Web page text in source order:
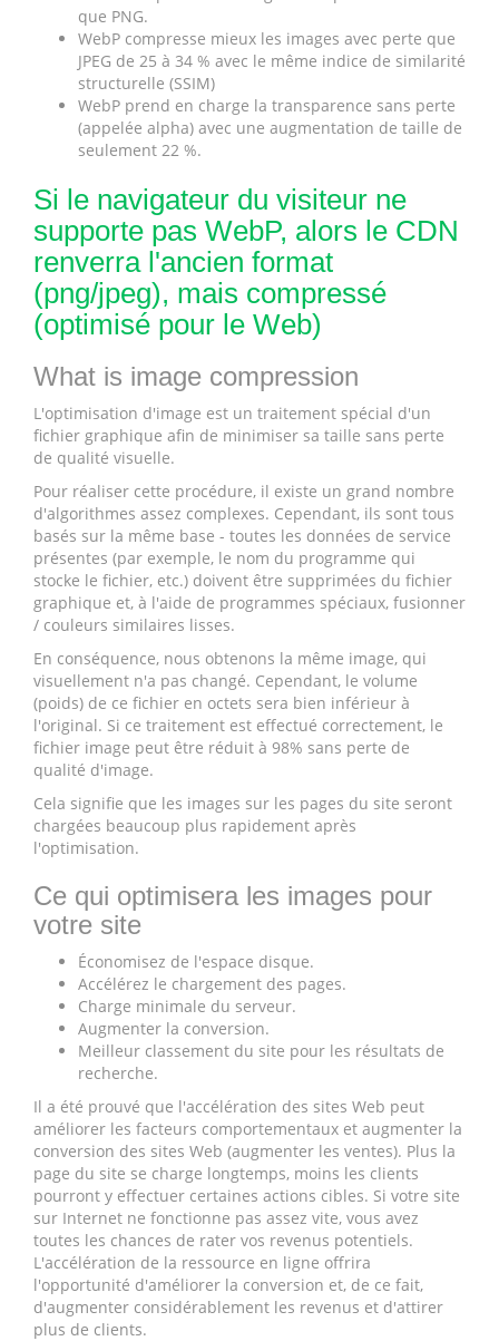
que PNG.
WebP compresse mieux les images avec perte que
JPEG de 25 à 34 % avec le même indice de similarité
structurelle (SSIM)
WebP prend en charge la transparence sans perte
(appelée alpha) avec une augmentation de taille de
seulement 22 %.
Si le navigateur du visiteur ne
supporte pas WebP, alors le CDN
renverra l'ancien format
(png/jpeg), mais compressé
(optimisé pour le Web)
What is image compression
L'optimisation d'image est un traitement spécial d'un
fichier graphique afin de minimiser sa taille sans perte
de qualité visuelle.
Pour réaliser cette procédure, il existe un grand nombre
d'algorithmes assez complexes. Cependant, ils sont tous
basés sur la même base - toutes les données de service
présentes (par exemple, le nom du programme qui
stocke le fichier, etc.) doivent être supprimées du fichier
graphique et, à l'aide de programmes spéciaux, fusionner
/ couleurs similaires lisses.
En conséquence, nous obtenons la même image, qui
visuellement n'a pas changé. Cependant, le volume
(poids) de ce fichier en octets sera bien inférieur à
l'original. Si ce traitement est effectué correctement, le
fichier image peut être réduit à 98% sans perte de
qualité d'image.
Cela signifie que les images sur les pages du site seront
chargées beaucoup plus rapidement après
l'optimisation.
Ce qui optimisera les images pour
votre site
Économisez de l'espace disque.
Accélérez le chargement des pages.
Charge minimale du serveur.
Augmenter la conversion.
Meilleur classement du site pour les résultats de
recherche.
Il a été prouvé que l'accélération des sites Web peut
améliorer les facteurs comportementaux et augmenter la
conversion des sites Web (augmenter les ventes). Plus la
page du site se charge longtemps, moins les clients
pourront y effectuer certaines actions cibles. Si votre site
sur Internet ne fonctionne pas assez vite, vous avez
toutes les chances de rater vos revenus potentiels.
L'accélération de la ressource en ligne offrira
l'opportunité d'améliorer la conversion et, de ce fait,
d'augmenter considérablement les revenus et d'attirer
plus de clients.